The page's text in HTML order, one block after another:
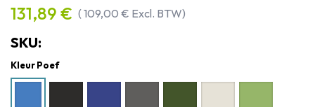
131,89 € (109,00 € Excl. BTW)
SKU:
Kleur Poef